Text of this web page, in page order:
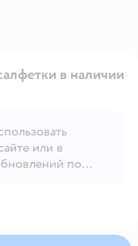
вопрос
в наличии
или в
по